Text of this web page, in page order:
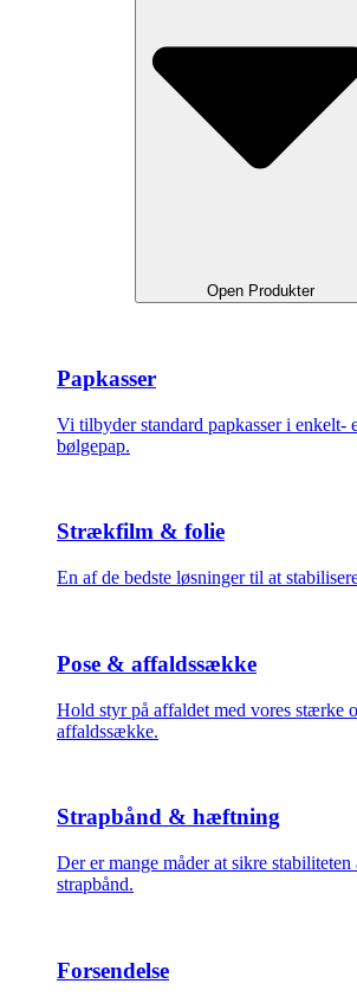
Open Produkter
Papkasser
Vi tilbyder standard papkasser i enkelt-
bølgepap.
Strækfilm & folie
En af de bedste løsninger til at
Pose & affaldssække
Hold styr på affaldet med vores stærke
affaldssække.
Strapbånd & hæftning
Der er mange måder at sikre
strapbånd.
Forsendelse